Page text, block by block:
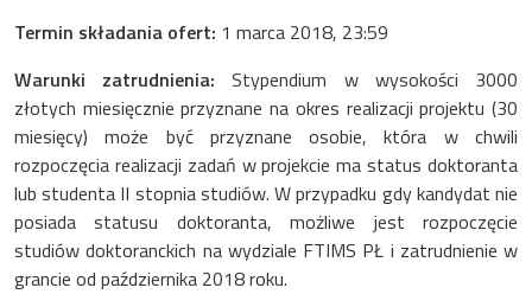
Termin składania ofert: 1 marca 2018, 23:59
Warunki zatrudnienia:Stypendium w wysokości 3000
złotych miesięcznie przyznane na okres realizacji projektu (30
miesięcy) może być przyznane osobie, która w chwili
rozpoczęcia realizacji zadań w projekcie ma status doktoranta
lub studenta II stopnia studiów. W przypadku gdy kandydat nie
posiada statusu doktoranta, możliwe jest rozpoczęcie
studiów doktoranckich na wydziale FTIMS PŁ i zatrudnienie w
grancie od października 2018 roku.